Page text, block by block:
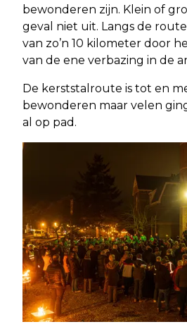
bewonderen zijn. Klein of
geval niet uit. Langs de
van zo’n 10 kilometer door
van de ene verbazing in de
De kerststalroute is tot en
bewonderen maar velen
al op pad.